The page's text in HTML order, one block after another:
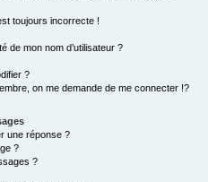
toujours incorrecte !
de mon nom d’utilisateur ?
?
on me demande de me connecter !?
une réponse ?
?
?